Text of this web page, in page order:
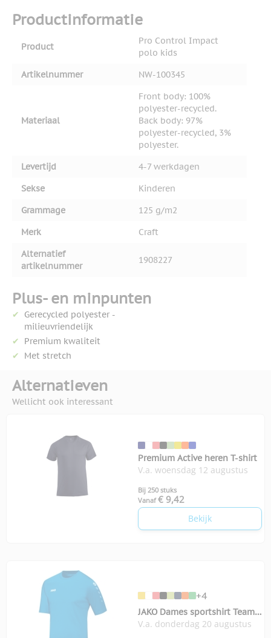
Productinformatie
Product
Pro Control Impact
polo kids
Artikelnummer
NW-100345
Materiaal
Front body: 100%
polyester-recycled.
Back body: 97%
polyester-recycled, 3%
polyester.
Levertijd
4-7 werkdagen
Sekse
Kinderen
Grammage
125 g/m2
Merk
Craft
Alternatief
artikelnummer
1908227
Plus- en minpunten
Gerecycled polyester -
milieuvriendelijk
Premium kwaliteit
Met stretch
Alternatieven
Wellicht ook interessant
Premium Active heren T-shirt
V.a. woensdag 12 augustus
Bij 250 stuks
Vanaf € 9,42
Bekijk
+4
JAKO Dames sportshirt Team
KM
V.a. donderdag 20 augustus